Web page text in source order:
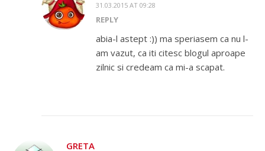
31.03.2015 AT 09:28
REPLY
abia-l astept :)) ma speriasem ca nu l-
am vazut, ca iti citesc blogul aproape
zilnic si credeam ca mi-a scapat.
GRETA